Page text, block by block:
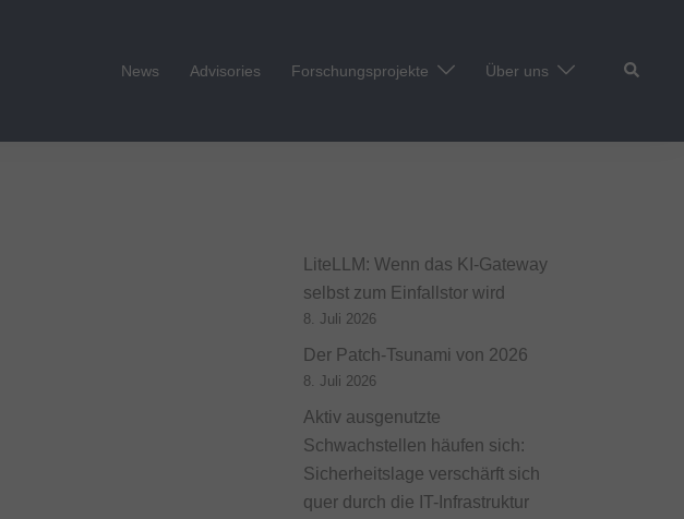
News Advisories Forschungsprojekte Über uns Suche
LiteLLM: Wenn das KI-Gateway
selbst zum Einfallstor wird
8. Juli 2026
Der Patch-Tsunami von 2026
8. Juli 2026
Aktiv ausgenutzte
Schwachstellen häufen sich:
Sicherheitslage verschärft sich
quer durch die IT-Infrastruktur